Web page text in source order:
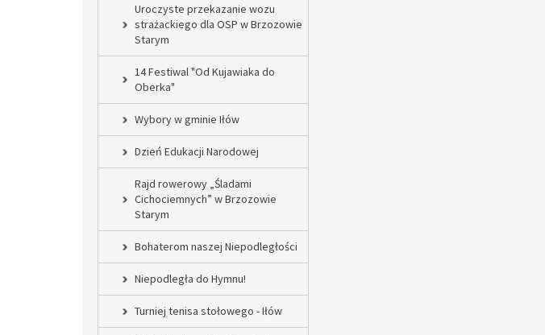
Uroczyste przekazanie wozu
strażackiego dla OSP w Brzozowie
Starym
14 Festiwal "Od Kujawiaka do
Oberka"
Wybory w gminie Iłów
Dzień Edukacji Narodowej
Rajd rowerowy „Śladami
Cichociemnych” w Brzozowie
Starym
Bohaterom naszej Niepodległości
Niepodległa do Hymnu!
Turniej tenisa stołowego - Iłów